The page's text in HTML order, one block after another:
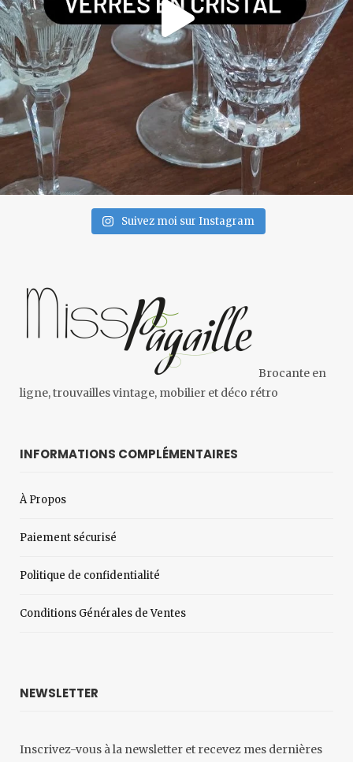
Suivez moi sur Instagram
Brocante en
ligne, trouvailles vintage, mobilier et déco rétro
INFORMATIONS COMPLÉMENTAIRES
À Propos
Paiement sécurisé
Politique de confidentialité
Conditions Générales de Ventes
NEWSLETTER
Inscrivez-vous à la newsletter et recevez mes dernières